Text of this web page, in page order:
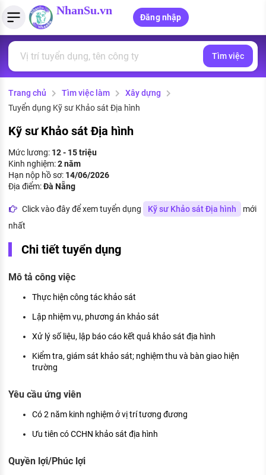
NhanSu.vn
Đăng nhập
Tìm việc làm
Việc làm ngành luật
Việc làm tốt nhất
CÔNG TY
Danh sách nhà tuyển dụng
Quản lý CV
Tải CV lên
MẪU CV THEO STYLE
Mẫu CV đơn giản
Mẫu CV hiện đại
Tính lương Gross - Net
Tính thuế thu nhập cá nhân
PHÁP LUẬT VIỆT NAM
Văn bản pháp luật
Chính sách mới
PHÁP LUẬT LAO ĐỘNG
Lao động và tiền lương
Bảo hiểm và phúc lợi
Thuế thu nhập
Chính sách lao động
KHÁM PHÁ NGHỀ NGHIỆP
Tử vi nghề nghiệp
Kỹ năng nghề nghiệp
HƯỚNG NGHIỆP VIỆC LÀM
Đặc trưng từng nghề
Xu hướng việc làm
XÂY DỰNG VÀ PHÁT TRIỂN ĐỘI NGŨ
Tìm việc
Trang chủ Tìm việc làm
Xây dựng
Tuyển dụng Kỹ sư Khảo sát Địa hình
Kỹ sư Khảo sát Địa hình
Mức lương: 12 - 15 triệu
Kinh nghiệm:2 năm
Hạn nộp hồ sơ: 14/06/2026
Địa điểm:Đà Nẵng
Click vào đây để xem tuyển dụng Kỹ sư Khảo sát Địa hình
mới
nhất
Chi tiết tuyển dụng
Mô tả công việc
Thực hiện công tác khảo sát
Lập nhiệm vụ, phương án khảo sát
Xử lý số liệu, lập báo cáo kết quả khảo sát địa hình
Kiểm tra, giám sát khảo sát; nghiệm thu và bàn giao hiện
trường
Yêu cầu ứng viên
Có 2 năm kinh nghiệm ở vị trí tương đương
Ưu tiên có CCHN khảo sát địa hình
Quyền lợi/Phúc lợi